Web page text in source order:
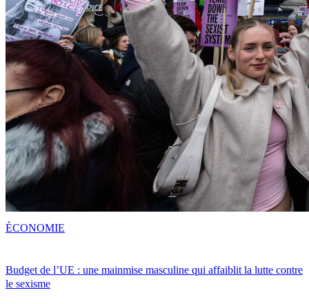
Budget de l’UE : une mainmise masculine qui affaiblit la lutte contre
le sexisme
ÉCONOMIE